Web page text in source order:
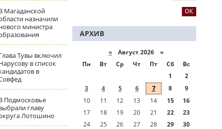
Магаданской
назначили
министра
Тувы включил
в список
в
Подмосковье
главу
Лотошино
АРХИВ
« Август 2026 »
Пн
Вт Ср Чт Пт Сб
Вс
1
2
3
4 5 6 7 8
9
10
11 12 13 14 15
16
17
18 19 20 21 22
23
24
25 26 27 28 29
30